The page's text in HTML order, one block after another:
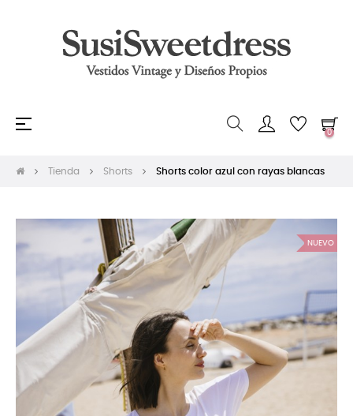
Navegación
☰
0
Tienda Shorts Shorts color azul con rayas blancas
NUEVO